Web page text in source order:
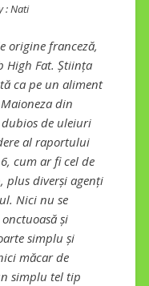
:Nati
origine franceză,
High Fat. Știința
ca pe un aliment
din
de uleiuri
al raportului
cum ar fi cel de
plus diverși agenți
Nici nu se
și
simplu și
măcar de
simplu tel tip